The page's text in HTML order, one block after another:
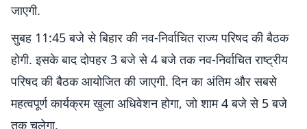
जाएगी.
सुबह 11:45 बजे से बिहार की नव-निर्वाचित राज्य परिषद की बैठक
होगी. इसके बाद दोपहर 3 बजे से 4 बजे तक नव-निर्वाचित राष्ट्रीय
परिषद की बैठक आयोजित की जाएगी. दिन का अंतिम और सबसे
महत्वपूर्ण कार्यक्रम खुला अधिवेशन होगा, जो शाम 4 बजे से 5 बजे
तक चलेगा.